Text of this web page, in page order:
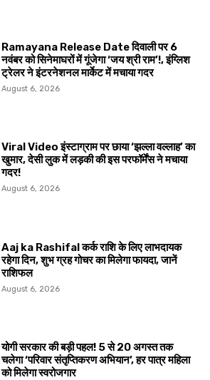
Ramayana Release Date दिवाली पर 6
नवंबर को सिनेमाघरों में गूंजेगा ‘जय श्री राम’!, इंग्लिश
ट्रेलर ने इंटरनेशनल मार्केट में मचाया गदर
August 6, 2026
Viral Video इंस्टाग्राम पर छाया ‘झल्ला वल्लाह’ का
खुमार, देसी लुक में लड़की की इस परफॉर्मेंस ने मचाया
गदर!
August 6, 2026
Aaj ka Rashifal कर्क राशि के लिए लाभदायक
रहेगा दिन, शुभ ग्रह गोचर का मिलेगा फायदा, जानें
राशिफल
August 6, 2026
योगी सरकार की बड़ी पहल! 5 से 20 अगस्त तक
चलेगा ‘परिवार संतृप्तिकरण अभियान’, हर पात्र महिला
को मिलेगा स्वरोजगार